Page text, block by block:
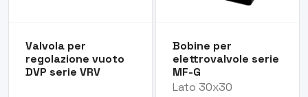
Valvola per
regolazione vuoto
DVP serie VRV
Bobine per
elettrovalvole serie
MF-G
Lato 30x30